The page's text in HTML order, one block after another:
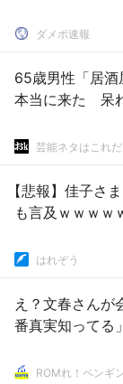
ダメポ速報
65歳男性「居酒
本当に来た 呆
芸能ネタはこれだ
【悲報】佳子さ
も言及ｗｗｗｗ
はれぞう
え？文春さんが
番真実知ってる
ROMれ！ペンギ